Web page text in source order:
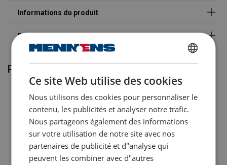
Plage de température d'utilisation:
sauf grade/CMU
Coefficient de sécurité:
Produits associés DUTCH
ENGLISH TRANSLATION
FRENCH
Ce site Web utilise des cookies
Nous utilisons des cookies pour personnaliser le
contenu, les publicités et analyser notre trafic.
Nous partageons également des informations
sur votre utilisation de notre site avec nos
partenaires de publicité et d"analyse qui
peuvent les combiner avec d"autres